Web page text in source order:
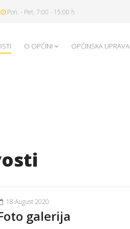
Pon. - Pet. 7:00 - 15:00 h
O OPĆINI OPĆINSKA UPRAVA
18 August 2020
galerija